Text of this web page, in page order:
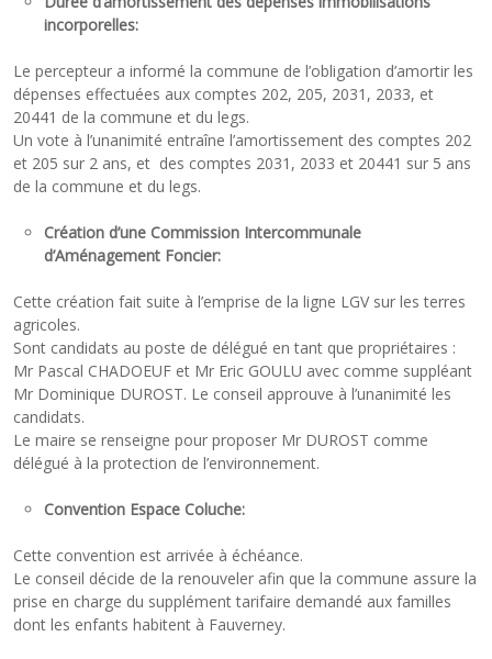
incorporelles:
Le percepteur a informé la commune de l’obligation d’amortir les
dépenses effectuées aux comptes 202, 205, 2031, 2033, et
20441 de la commune et du legs.
Un vote à l’unanimité entraîne l’amortissement des comptes 202
et 205 sur 2 ans, et des comptes 2031, 2033 et 20441 sur 5 ans
de la commune et du legs.
Création d’une Commission Intercommunale
d’Aménagement Foncier:
Cette création fait suite à l’emprise de la ligne LGV sur les terres
agricoles.
Sont candidats au poste de délégué en tant que propriétaires :
Mr Pascal CHADOEUF et Mr Eric GOULU avec comme suppléant
Mr Dominique DUROST. Le conseil approuve à l’unanimité les
candidats.
Le maire se renseigne pour proposer Mr DUROST comme
délégué à la protection de l’environnement.
Convention Espace Coluche:
Cette convention est arrivée à échéance.
Le conseil décide de la renouveler afin que la commune assure la
prise en charge du supplément tarifaire demandé aux familles
dont les enfants habitent à Fauverney.